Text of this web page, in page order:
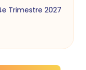
Trimestre 2027